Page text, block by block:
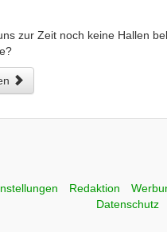
zur Zeit noch keine Hallen
Redaktion
Datenschutz